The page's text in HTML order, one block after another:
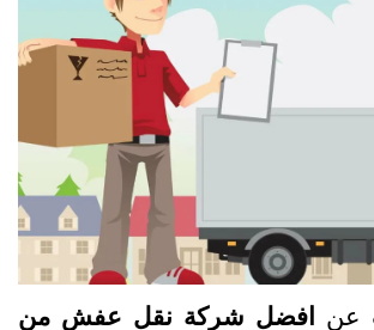
افضل شركة نقل عفش من